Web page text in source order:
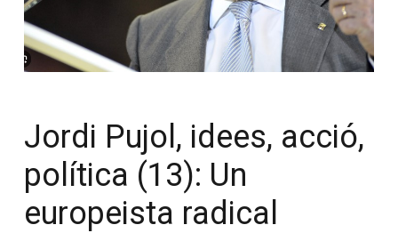
Jordi Pujol, idees, acció,
política (13): Un
europeista radical